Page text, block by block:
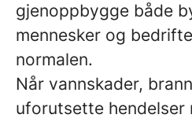
gjenoppbygge både
mennesker og
normalen.
Når vannskader,
uforutsette hendelser